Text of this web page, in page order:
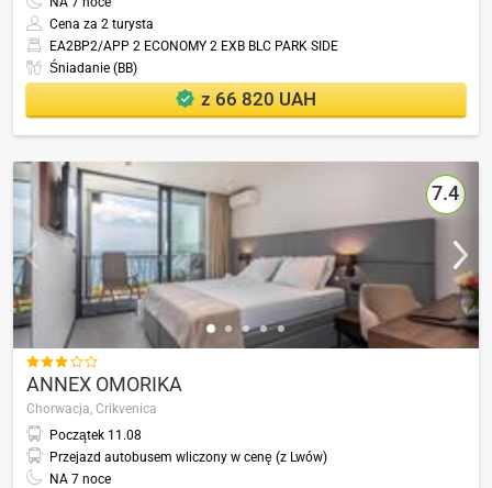
Cena za 2 turysta
EA2BP2/APP 2 ECONOMY 2 EXB BLC PARK SIDE
Śniadanie (BB)
z 66 820 UAH
7.4

ANNEX OMORIKA
Chorwacja, Crikvenica
Początek 11.08
Przejazd autobusem wliczony w cenę (z Lwów)
NA 7 noce